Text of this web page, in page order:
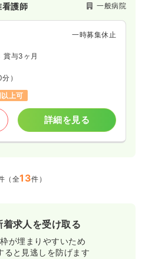
看護師 一般病院
一時募集休止
賞与3ヶ月
）
上可
詳細を見る
（全13件）
着求人を受け取る
が埋まりやすいため
ると見逃しを防げます